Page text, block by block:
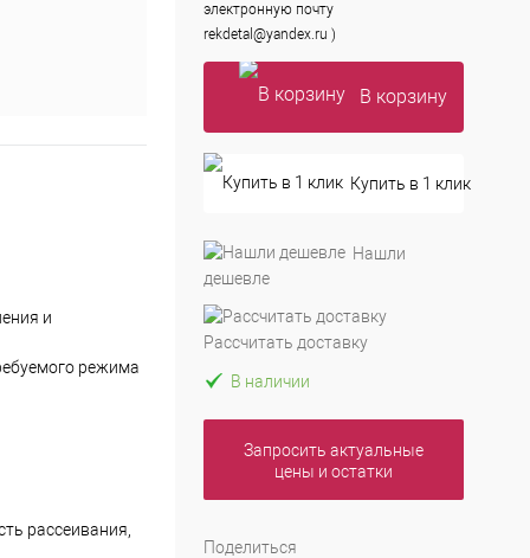
и
режима
рассеивания,
электронную почту
rekdetal@yandex.ru )
В корзину
Купить в 1 клик
Нашли
дешевле
Рассчитать доставку
В наличии
Запросить актуальные
цены и остатки
Поделиться